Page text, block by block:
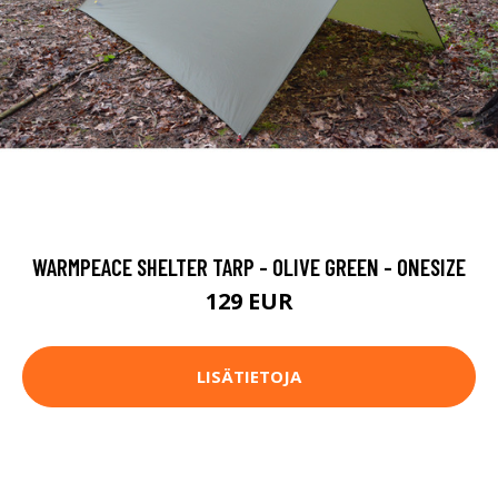
WARMPEACE SHELTER TARP - OLIVE GREEN - ONESIZE
129 EUR
LISÄTIETOJA